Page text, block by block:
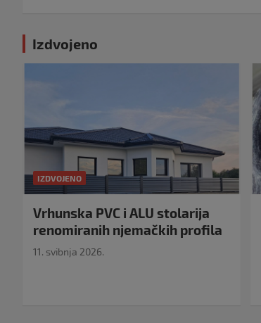
Izdvojeno
IZDVOJENO
Vrhunska PVC i ALU stolarija
renomiranih njemačkih profila
11. svibnja 2026.